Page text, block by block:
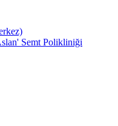
Semt Polikliniği